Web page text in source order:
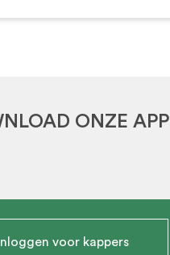
ONZE APP
Inloggen voor kappers